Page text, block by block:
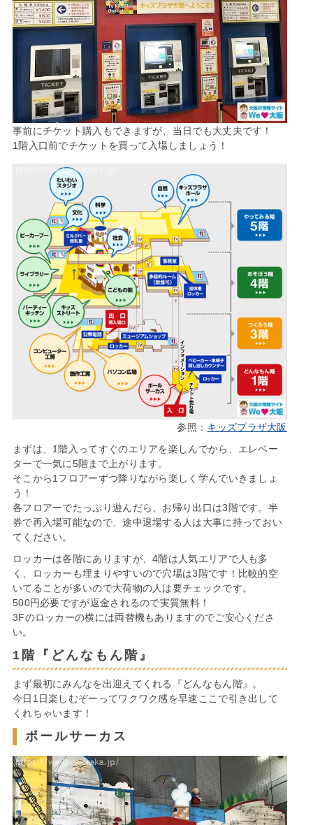
事前にチケット購入もできますが、当日でも大丈夫です！
1階入口前でチケットを買って入場しましょう！
参照： キッズプラザ大阪
まずは、1階入ってすぐのエリアを楽しんでから、エレベー
ターで一気に5階まで上がります。
そこから1フロアーずつ降りながら楽しく学んでいきましょ
う！
各フロアーでたっぷり遊んだら、お帰り出口は3階です。半
券で再入場可能なので、途中退場する人は大事に持っておい
てください。
ロッカーは各階にありますが、4階は人気エリアで人も多
く、ロッカーも埋まりやすいので穴場は3階です！比較的空
いてることが多いので大荷物の人は要チェックです。
500円必要ですが返金されるので実質無料！
3Fのロッカーの横には両替機もありますのでご安心くださ
い。
1階『どんなもん階』
まず最初にみんなを出迎えてくれる『どんなもん階』。
今日1日楽しむぞーってワクワク感を早速ここで引き出して
くれちゃいます！
ボールサーカス